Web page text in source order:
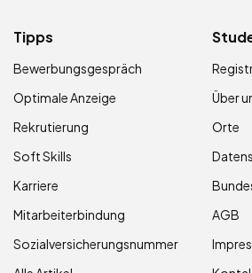
Tipps
Bewerbungsgespräch
Optimale Anzeige
Rekrutierung
Soft Skills
Karriere
Mitarbeiterbindung
Sozialversicherungsnummer
Über
Orte
AGB